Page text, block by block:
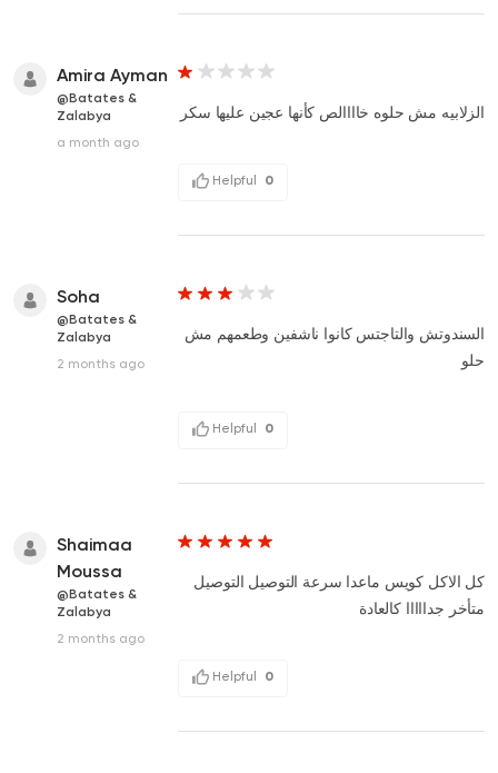
Amira Ayman
@Batates &
Zalabya
a month ago
الزلابيه مش حلوه خاااالص كأنها عجين عليها سكر
Helpful 0
Soha
@Batates &
Zalabya
2 months ago
السندوتش والتاجتس كانوا ناشفين وطعمهم مش
حلو
Helpful 0
Shaimaa
Moussa
@Batates &
Zalabya
2 months ago
كل الاكل كويس ماعدا سرعة التوصيل التوصيل
متأخر جدااااا كالعادة
Helpful 0